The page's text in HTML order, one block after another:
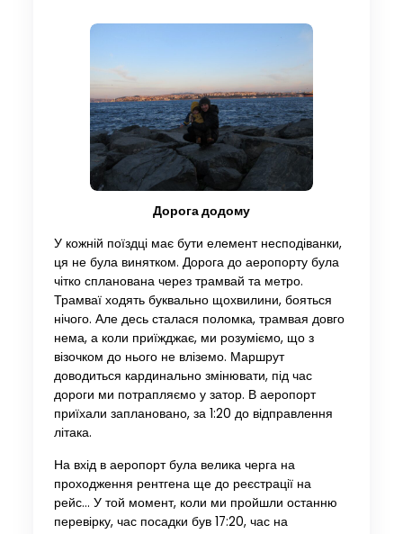
Дорога додому
У кожній поїздці має бути елемент несподіванки,
ця не була винятком. Дорога до аеропорту була
чітко спланована через трамвай та метро.
Трамваї ходять буквально щохвилини, бояться
нічого. Але десь сталася поломка, трамвая довго
нема, а коли приїжджає, ми розуміємо, що з
візочком до нього не вліземо. Маршрут
доводиться кардинально змінювати, під час
дороги ми потрапляємо у затор. В аеропорт
приїхали заплановано, за 1:20 до відправлення
літака.
На вхід в аеропорт була велика черга на
проходження рентгена ще до реєстрації на
рейс… У той момент, коли ми пройшли останню
перевірку, час посадки був 17:20, час на